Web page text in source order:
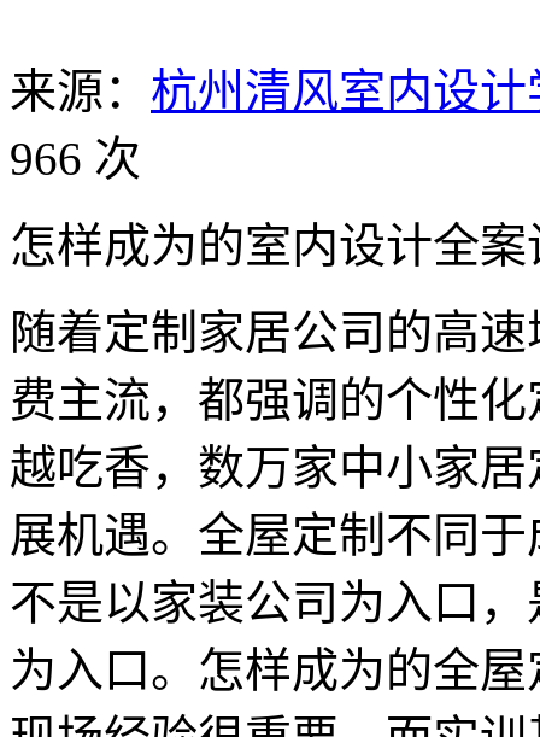
来源： 杭州清风室内设计
966 次
怎样成为的室内设计全
随着定制家居公司的高
费主流，都强调的个性
越吃香，数万家中小家
展机遇。全屋定制不同
不是以家装公司为入口
为入口。怎样成为的全